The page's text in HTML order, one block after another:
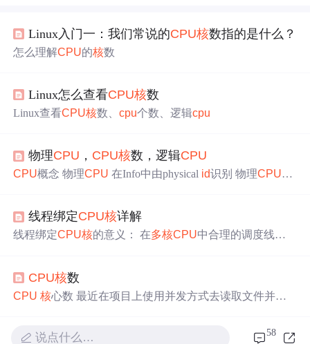
Linux入门一：我们常说的CPU核数指的是什么？
怎么理解CPU的核数
Linux怎么查看CPU核数
Linux查看CPU核数、cpu个数、逻辑cpu
物理CPU ， CPU核数，逻辑CPU
CPU概念 物理CPU 在Info中由physical id 识别 物理CPU指
量就是几个。CPU核数（物理
识别CPU核数是指单块 CPU上面能处理数据的芯片组的
线程绑定CPU核详解
线程绑定CPU核 的意义： 在多核CPU中合理的调度线程
比较高的线程或者是主线程，对于这种线程我们可以在创
建线程时指定其绑定到某个CPU核上，以后这个核就专门
以提升用户的体验感。 绑定的过程： 几个重要的宏操作：
CPU核数
CPU 核心数 最近在项目上使用并发方式去读取文件并且
双核CPU 。应该也是2才对，结果和不一样。 python获取
说点什么… 58